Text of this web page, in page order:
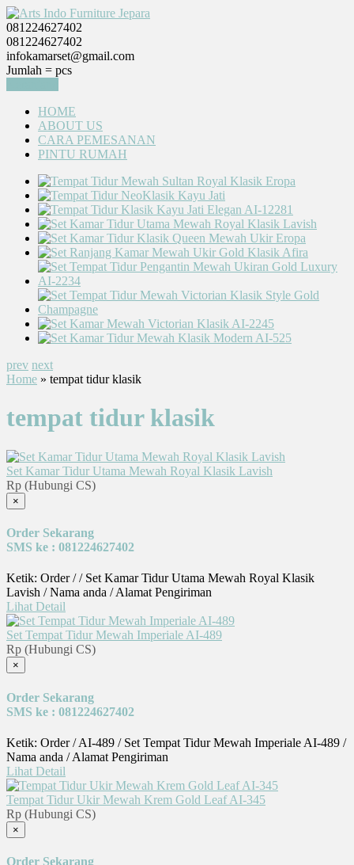
081224627402
081224627402
infokamarset@gmail.com
Jumlah = pcs
HOME
ABOUT US
CARA PEMESANAN
PINTU RUMAH
prev next
Home » tempat tidur klasik
tempat tidur klasik
Set Kamar Tidur Utama Mewah Royal Klasik Lavish
Rp (Hubungi CS)
×
Order Sekarang
SMS ke : 081224627402
Ketik: Order / / Set Kamar Tidur Utama Mewah Royal Klasik
Lavish / Nama anda / Alamat Pengiriman
Lihat Detail
Set Tempat Tidur Mewah Imperiale AI-489
Rp (Hubungi CS)
×
Order Sekarang
SMS ke : 081224627402
Ketik: Order / AI-489 / Set Tempat Tidur Mewah Imperiale AI-489 /
Nama anda / Alamat Pengiriman
Lihat Detail
Tempat Tidur Ukir Mewah Krem Gold Leaf AI-345
Rp (Hubungi CS)
×
Order Sekarang